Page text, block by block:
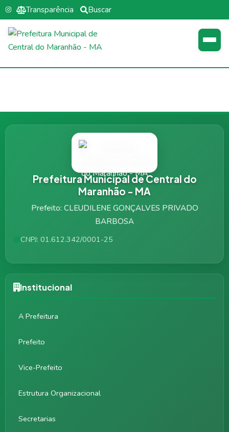
Transparência Buscar
Prefeitura Municipal de Central do
Maranhão - MA
Prefeito: CLEUDILENE GONÇALVES PRIVADO
BARBOSA
CNPJ: 01.612.342/0001-25
Institucional
A Prefeitura
Prefeito
Vice-Prefeito
Estrutura Organizacional
Secretarias